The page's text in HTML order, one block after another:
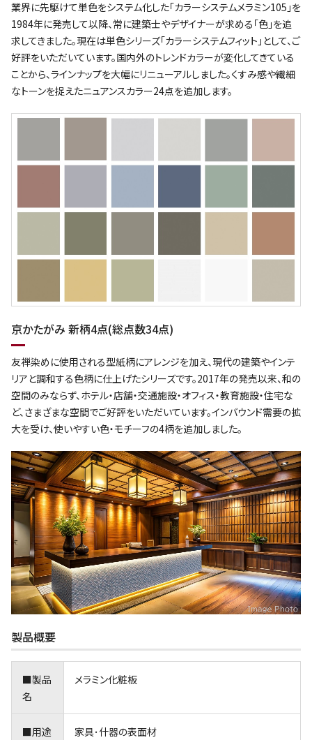
業界に先駆けて単色をシステム化した｢カラーシステムメラミン105｣を
1984年に発売して以降、常に建築士やデザイナーが求める｢色｣を追
求してきました。現在は単色シリーズ｢カラーシステムフィット｣として、ご
好評をいただいています。国内外のトレンドカラーが変化してきている
ことから、ラインナップを大幅にリニューアルしました。くすみ感や繊細
なトーンを捉えたニュアンスカラー24点を追加します。
京かたがみ 新柄4点(総点数34点)
友禅染めに使用される型紙柄にアレンジを加え、現代の建築やインテ
リアと調和する色柄に仕上げたシリーズです。2017年の発売以来、和の
空間のみならず、ホテル・店舗・交通施設・オフィス・教育施設・住宅な
ど、さまざまな空間でご好評をいただいています。インバウンド需要の拡
大を受け、使いやすい色・モチーフの4柄を追加しました。
製品概要
■製品
名
メラミン化粧板
■用途 家具･什器の表面材